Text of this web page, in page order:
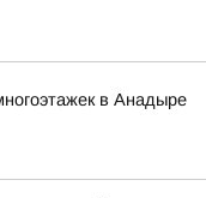
в Анадыре